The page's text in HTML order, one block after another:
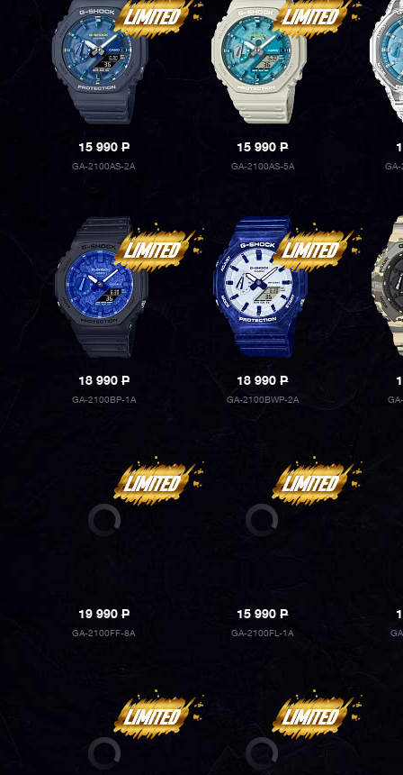
15 990P
GA-2100AS-2A
15 990P
GA-2100AS-5A
18 990P
GA-2100BP-1A
18 990P
GA-2100BWP-2A
19 990P
GA-2100FF-8A
15 990P
GA-2100FL-1A